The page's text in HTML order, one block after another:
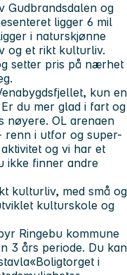
Gudbrandsdalen og
ligger 6 mil
i naturskjønne
og et rikt kulturliv.
setter pris på nærhet
kun en
du mer glad i fart og
nøyere. OL arenaen
renn i utfor og super-
og vi har et
ikke finner andre
kulturliv, med små og
kulturskole og
Ringebu kommune
3 års periode. Du kan
i